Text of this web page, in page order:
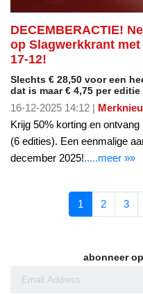
DECEMBERACTIE!
op Slagwerkkrant
17-12!
Slechts € 28,50 voor een
dat is maar € 4,75 per editie
16-12-2025 14:12 |
Krijg 50% korting en
(6 edities). Een eenmalige
december 2025!.....meer »»
1 2 3
abonneer